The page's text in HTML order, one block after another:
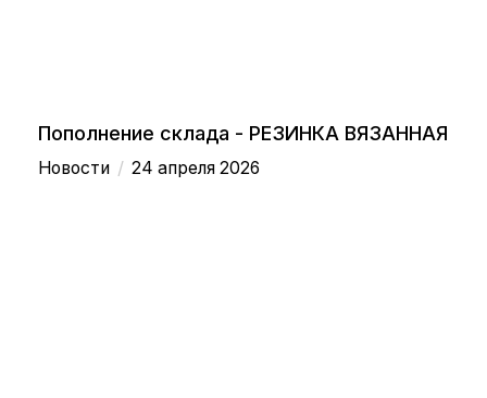
Пополнение склада - РЕЗИНКА ВЯЗАННАЯ
Новости / 24 апреля 2026